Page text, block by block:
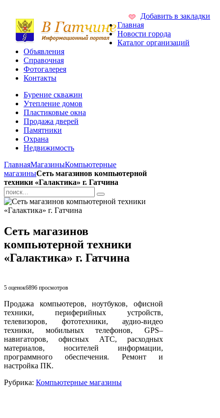
Добавить в закладки
Главная
Новости города
Каталог организаций
Объявления
Справочная
Фотогалерея
Контакты
Бурение скважин
Утепление домов
Пластиковые окна
Продажа дверей
Памятники
Охрана
Недвижимость
ГлавнаяМагазиныКомпьютерные
магазиныСеть магазинов компьютерной
техники «Галактика» г. Гатчина
Сеть магазинов
компьютерной техники
«Галактика» г. Гатчина
5 оценок6896 просмотров
Продажа компьютеров, ноутбуков, офисной
техники, периферийных устройств,
телевизоров, фототехники, аудио-видео
техники, мобильных телефонов, GPS–
навигаторов, офисных АТС, расходных
материалов, носителей информации,
программного обеспечения. Ремонт и
настройка ПК.
Рубрика: Компьютерные магазины